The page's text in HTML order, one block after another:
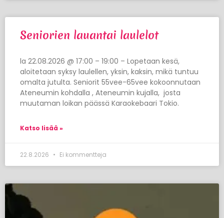
Seniorien lauantai laulelot
la 22.08.2026 @ 17:00 – 19:00 – Lopetaan kesä,
aloitetaan syksy laulellen, yksin, kaksin, mikä tuntuu
omalta jutulta. Seniorit 55vee-65vee kokoonnutaan
Ateneumin kohdalla , Ateneumin kujalla, josta
muutaman loikan päässä Karaokebaari Tokio.
Katso lisää »
22.8.2026 Ei kommentteja